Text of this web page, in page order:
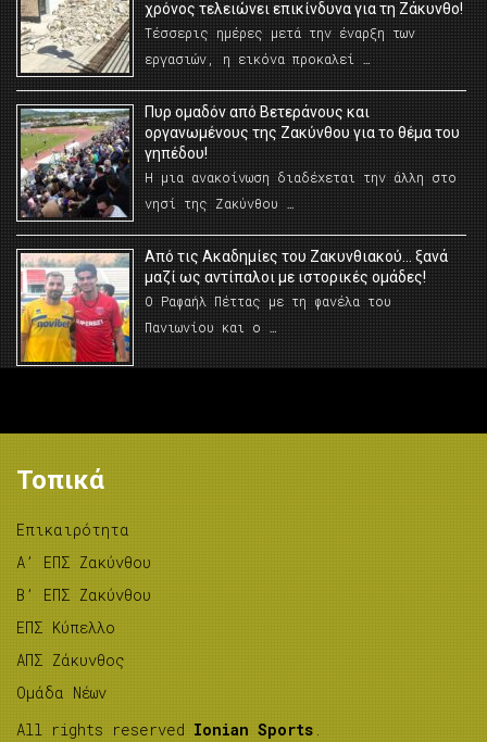
χρόνος τελειώνει επικίνδυνα για τη Ζάκυνθο!
Τέσσερις ημέρες μετά την έναρξη των
εργασιών, η εικόνα προκαλεί …
Πυρ ομαδόν από Βετεράνους και
οργανωμένους της Ζακύνθου για το θέμα του
γηπέδου!
Η μια ανακοίνωση διαδέχεται την άλλη στο
νησί της Ζακύνθου …
Από τις Ακαδημίες του Ζακυνθιακού… ξανά
μαζί ως αντίπαλοι με ιστορικές ομάδες!
Ο Ραφαήλ Πέττας με τη φανέλα του
Πανιωνίου και ο …
Τοπικά
Επικαιρότητα
A’ ΕΠΣ Ζακύνθου
B’ ΕΠΣ Ζακύνθου
ΕΠΣ Κύπελλο
ΑΠΣ Ζάκυνθος
Ομάδα Νέων
All rights reserved Ionian Sports .